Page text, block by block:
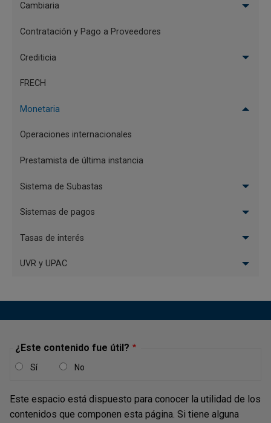
Cambiaria
Contratación y Pago a Proveedores
Crediticia
FRECH
Monetaria
Operaciones internacionales
Prestamista de última instancia
Sistema de Subastas
Sistemas de pagos
Tasas de interés
UVR y UPAC
¿Este contenido fue útil?
Sí No
Este espacio está dispuesto para conocer la utilidad de los
contenidos que componen esta página. Si tiene alguna